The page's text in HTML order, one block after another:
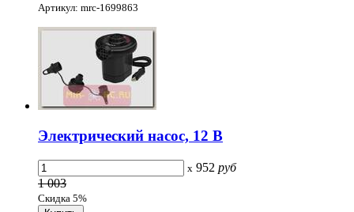
Артикул: mrc-1699863
Электрический насос, 12 В
x 952 руб
1 003
Скидка 5%